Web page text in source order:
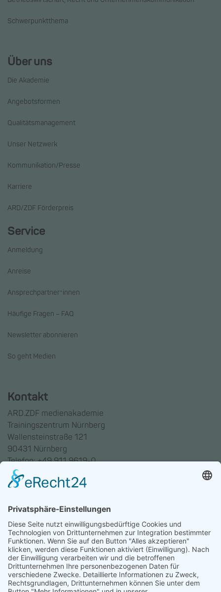
Schwerpunktthema
Über uns
Die Akademie
Angebotsformen
Qualitätsmanagement
Unser Netzwerk
Kommunikation/Presse
Karriere
ARD/ZDF Förderpreis
Service
Anmeldung
Anreise
Ansprechpartner*innen
Häufige Fragen – FAQ
Newsletter abonnieren
So geht Medien
Kontakt
ARD.ZDF medienakademie
Trainingszentrum Nürnberg
Wallensteinstraße 121
90431 Nürnberg
Telefon: +49 911 9619-0
Trainingszentrum Hannover
30169 Hannover
Telefon: +49 511 123598-531
AGB